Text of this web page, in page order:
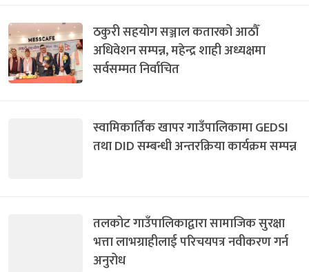
ठकुरी सहयोग सञ्जाल कतारको आठौँ
अधिवेशन सम्पन्न, महेन्द्र शाही अध्यक्षमा
सर्वसम्मत निर्वाचित
स्वामिकार्तिक खापर गाउँपालिकामा GEDSI
तथा DID सम्बन्धी अन्तरक्रिया कार्यक्रम सम्पन्न
तलकोट गाउँपालिकाद्वारा सामाजिक सुरक्षा
भत्ता लाभग्राहीलाई परिचयपत्र नवीकरण गर्न
अनुरोध